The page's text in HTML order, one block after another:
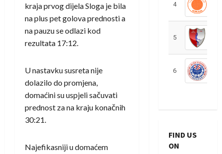
kraja prvog dijela Sloga je bila
na plus pet golova prednosti a
na pauzu se odlazi kod
rezultata 17:12.
U nastavku susreta nije
dolazilo do promjena,
domaćini su uspjeli sačuvati
prednost za na kraju konačnih
30:21.
Najefikasniji u domaćem
4
5
6
FIND US
ON